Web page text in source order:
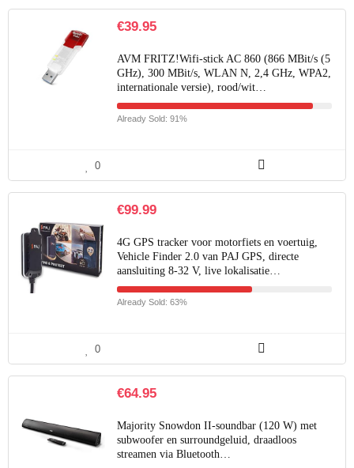
€39.95
AVM FRITZ!Wifi-stick AC 860 (866 MBit/s (5
GHz), 300 MBit/s, WLAN N, 2,4 GHz, WPA2,
internationale versie), rood/wit…
Already Sold: 91%
0
€99.99
4G GPS tracker voor motorfiets en voertuig,
Vehicle Finder 2.0 van PAJ GPS, directe
aansluiting 8-32 V, live lokalisatie…
Already Sold: 63%
0
€64.95
Majority Snowdon II-soundbar (120 W) met
subwoofer en surroundgeluid, draadloos
streamen via Bluetooth…